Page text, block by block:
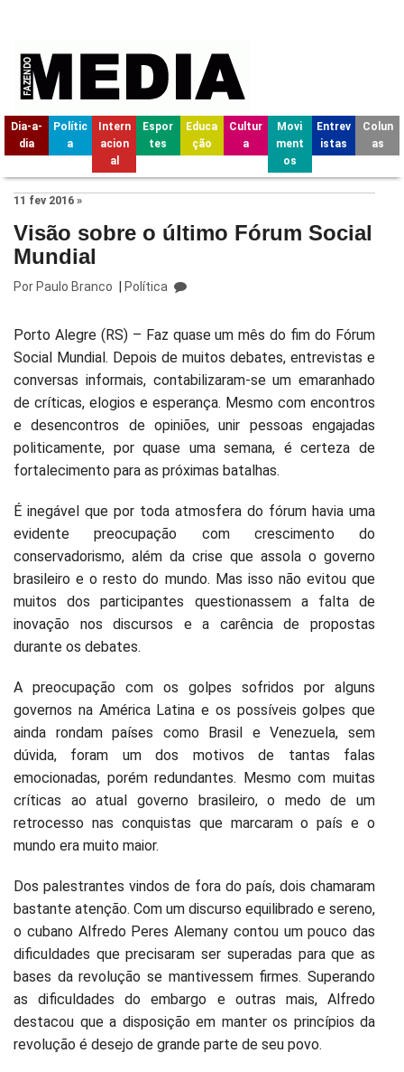
Dia-a-
dia
Polític
a
Intern
acion
al
Espor
tes
Educa
ção
Cultur
a
Movi
ment
os
Entrev
istas
Colun
as
11 fev 2016 »
Visão sobre o último Fórum Social
Mundial
PorPaulo Branco | Política
Porto Alegre (RS) – Faz quase um mês do fim do Fórum
Social Mundial. Depois de muitos debates, entrevistas e
conversas informais, contabilizaram-se um emaranhado
de críticas, elogios e esperança. Mesmo com encontros
e desencontros de opiniões, unir pessoas engajadas
politicamente, por quase uma semana, é certeza de
fortalecimento para as próximas batalhas.
É inegável que por toda atmosfera do fórum havia uma
evidente preocupação com crescimento do
conservadorismo, além da crise que assola o governo
brasileiro e o resto do mundo. Mas isso não evitou que
muitos dos participantes questionassem a falta de
inovação nos discursos e a carência de propostas
durante os debates.
A preocupação com os golpes sofridos por alguns
governos na América Latina e os possíveis golpes que
ainda rondam países como Brasil e Venezuela, sem
dúvida, foram um dos motivos de tantas falas
emocionadas, porém redundantes. Mesmo com muitas
críticas ao atual governo brasileiro, o medo de um
retrocesso nas conquistas que marcaram o país e o
mundo era muito maior.
Dos palestrantes vindos de fora do país, dois chamaram
bastante atenção. Com um discurso equilibrado e sereno,
o cubano Alfredo Peres Alemany contou um pouco das
dificuldades que precisaram ser superadas para que as
bases da revolução se mantivessem firmes. Superando
as dificuldades do embargo e outras mais, Alfredo
destacou que a disposição em manter os princípios da
revolução é desejo de grande parte de seu povo.